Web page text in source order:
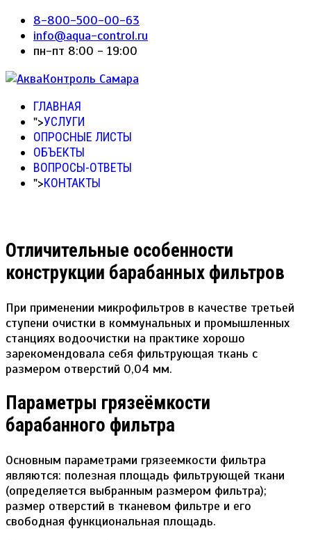
8-800-500-00-63
info@aqua-control.ru
пн-пт 8:00 - 19:00
ГЛАВНАЯ
">УСЛУГИ
ОПРОСНЫЕ ЛИСТЫ
ОБЪЕКТЫ
ВОПРОСЫ-ОТВЕТЫ
">КОНТАКТЫ
Отличительные особенности
конструкции барабанных фильтров
При применении микрофильтров в качестве третьей
ступени очистки в коммунальных и промышленных
станциях водоочистки на практике хорошо
зарекомендовала себя фильтрующая ткань с
размером отверстий 0,04 мм.
Параметры грязеёмкости
барабанного фильтра
Основным параметрами грязеемкости фильтра
являются: полезная площадь фильтрующей ткани
(определяется выбранным размером фильтра);
размер отверстий в тканевом фильтре и его
свободная функциональная площадь.